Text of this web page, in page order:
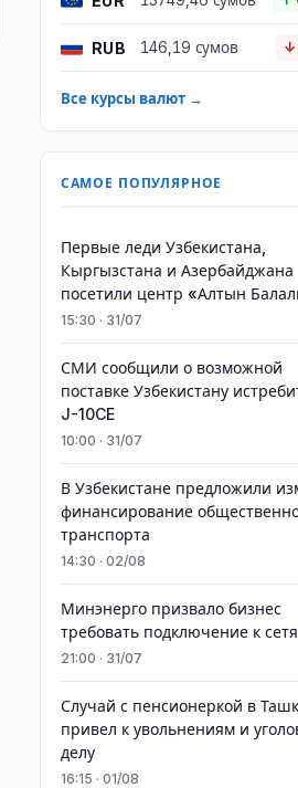
RUB 146,19 сумов ↓
Все курсы валют →
САМОЕ ПОПУЛЯРНОЕ
Первые леди Узбекистана,
Кыргызстана и Азербайджана
посетили центр «Алтын
15:30 · 31/07
СМИ сообщили о возможной
поставке Узбекистану
J-10CE
10:00 · 31/07
В Узбекистане предложили
финансирование
транспорта
14:30 · 02/08
Минэнерго призвало бизнес
требовать подключение к
21:00 · 31/07
Случай с пенсионеркой в
привел к увольнениям и
делу
16:15 · 01/08